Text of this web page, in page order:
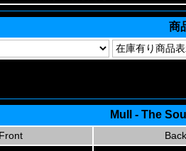
商
Mull - The
Front Back